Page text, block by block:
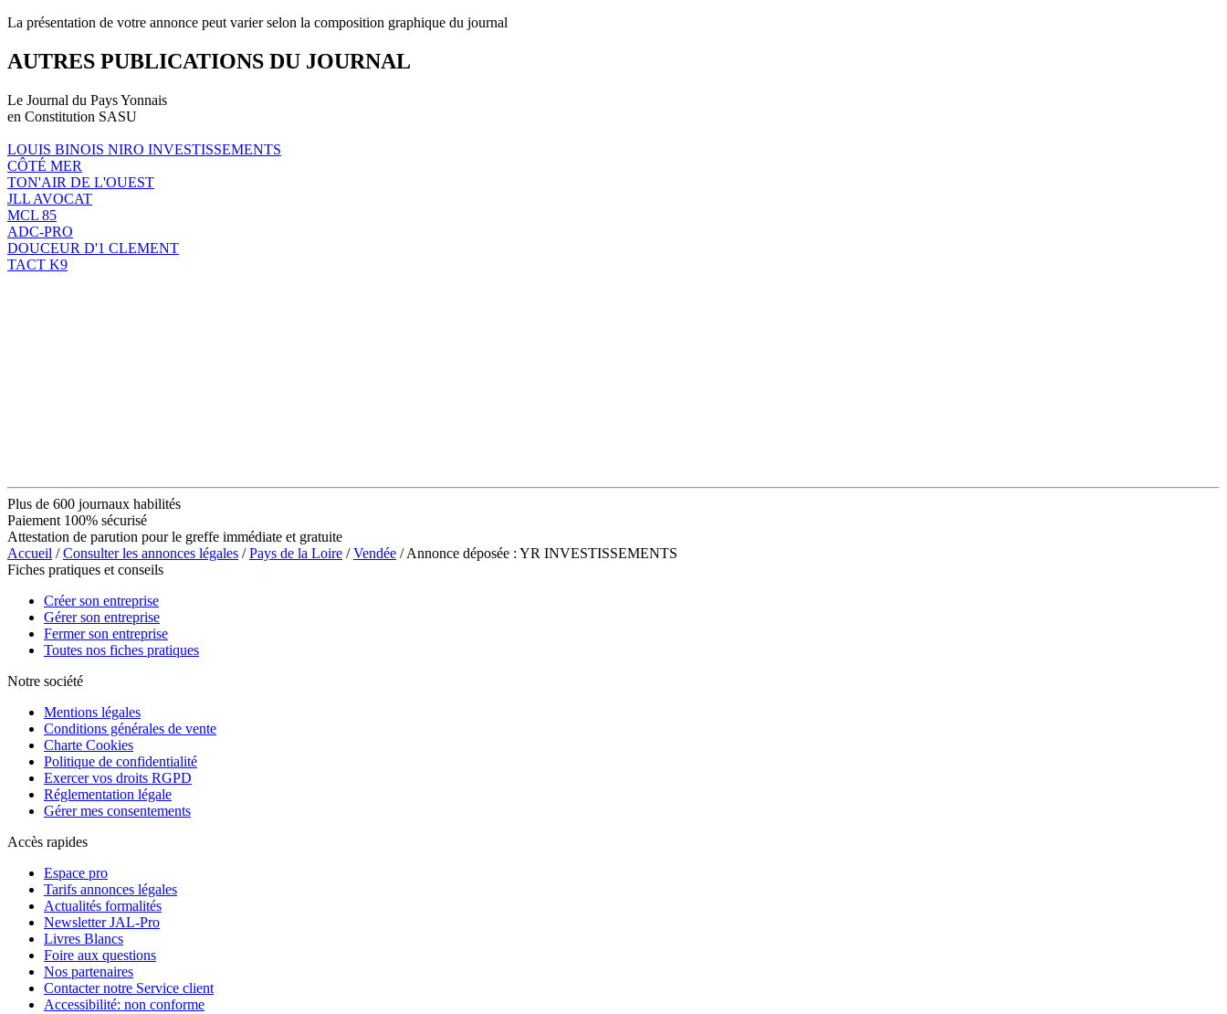
La présentation de votre annonce peut varier selon la composition graphique du journal
AUTRES PUBLICATIONS DU JOURNAL
Le Journal du Pays Yonnais
en Constitution SASU
LOUIS BINOIS NIRO INVESTISSEMENTS
CÔTÉ MER
TON'AIR DE L'OUEST
JLL AVOCAT
MCL 85
ADC-PRO
DOUCEUR D'1 CLEMENT
TACT K9
Plus de 600 journaux habilités
Paiement 100% sécurisé
Attestation de parution pour le greffe immédiate et gratuite
Accueil /Consulter les annonces légales /Pays de la Loire /Vendée / Annonce déposée : YR INVESTISSEMENTS
Fiches pratiques et conseils
Créer son entreprise
Gérer son entreprise
Fermer son entreprise
Toutes nos fiches pratiques
Notre société
Mentions légales
Conditions générales de vente
Charte Cookies
Politique de confidentialité
Exercer vos droits RGPD
Réglementation légale
Gérer mes consentements
Accès rapides
Espace pro
Tarifs annonces légales
Actualités formalités
Newsletter JAL-Pro
Livres Blancs
Foire aux questions
Nos partenaires
Contacter notre Service client
Accessibilité: non conforme